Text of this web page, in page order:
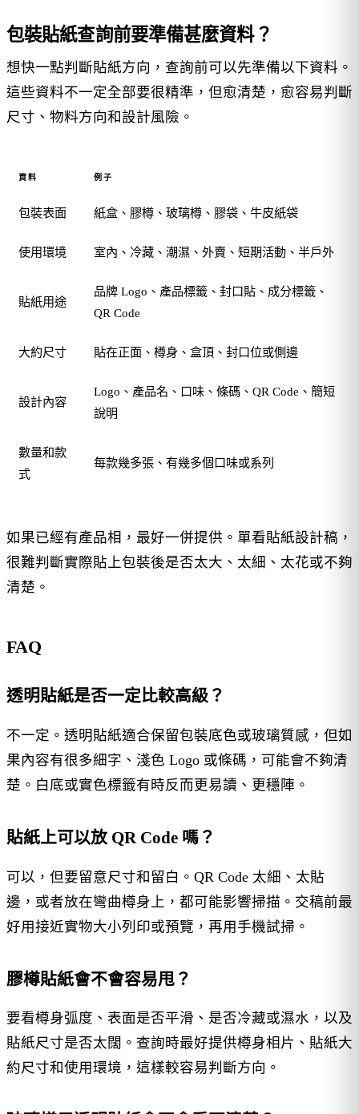
包裝貼紙查詢前要準備甚麼資料？
想快一點判斷貼紙方向，查詢前可以先準備以下資料。
這些資料不一定全部要很精準，但愈清楚，愈容易判斷
尺寸、物料方向和設計風險。
資料 例子
包裝表面 紙盒、膠樽、玻璃樽、膠袋、牛皮紙袋
使用環境 室內、冷藏、潮濕、外賣、短期活動、半戶外
貼紙用途
品牌 Logo、產品標籤、封口貼、成分標籤、
QR Code
大約尺寸 貼在正面、樽身、盒頂、封口位或側邊
設計內容
Logo、產品名、口味、條碼、QR Code、簡短
說明
數量和款
式
每款幾多張、有幾多個口味或系列
如果已經有產品相，最好一併提供。單看貼紙設計稿，
很難判斷實際貼上包裝後是否太大、太細、太花或不夠
清楚。
FAQ
透明貼紙是否一定比較高級？
不一定。透明貼紙適合保留包裝底色或玻璃質感，但如
果內容有很多細字、淺色 Logo 或條碼，可能會不夠清
楚。白底或實色標籤有時反而更易讀、更穩陣。
貼紙上可以放 QR Code 嗎？
可以，但要留意尺寸和留白。QR Code 太細、太貼
邊，或者放在彎曲樽身上，都可能影響掃描。交稿前最
好用接近實物大小列印或預覽，再用手機試掃。
膠樽貼紙會不會容易甩？
要看樽身弧度、表面是否平滑、是否冷藏或濕水，以及
貼紙尺寸是否太闊。查詢時最好提供樽身相片、貼紙大
約尺寸和使用環境，這樣較容易判斷方向。